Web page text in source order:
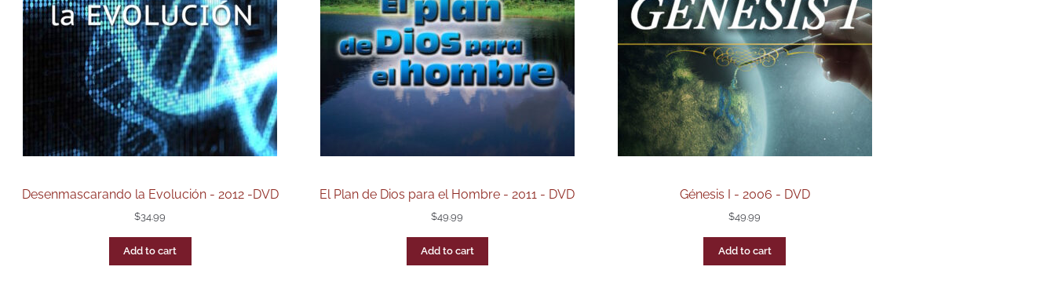
Desenmascarando la Evolución - 2012 -DVD
$34.99
Add to cart
El Plan de Dios para el Hombre - 2011 - DVD
$49.99
Add to cart
Génesis I - 2006 - DVD
$49.99
Add to cart